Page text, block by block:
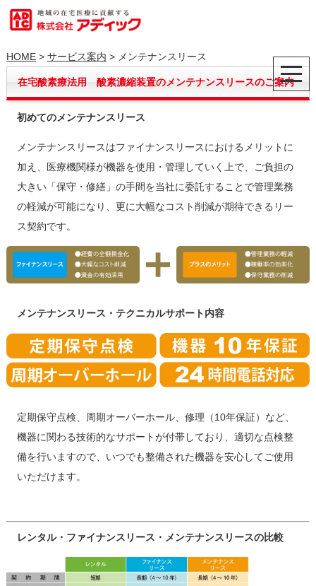
HOME> サービス案内 > メンテナンスリース
在宅酸素療法用 酸素濃縮装置のメンテナンスリースのご案内
初めてのメンテナンスリース
メンテナンスリースはファイナンスリースにおけるメリットに
加え、医療機関様が機器を使用・管理していく上で、ご負担の
大きい「保守・修繕」の手間を当社に委託することで管理業務
の軽減が可能になり、更に大幅なコスト削減が期待できるリー
ス契約です。
メンテナンスリース・テクニカルサポート内容
定期保守点検、周期オーバーホール、修理（10年保証）など、
機器に関わる技術的なサポートが付帯しており、適切な点検整
備を行いますので、いつでも整備された機器を安心してご使用
いただけます。
レンタル・ファイナンスリース・メンテナンスリースの比較